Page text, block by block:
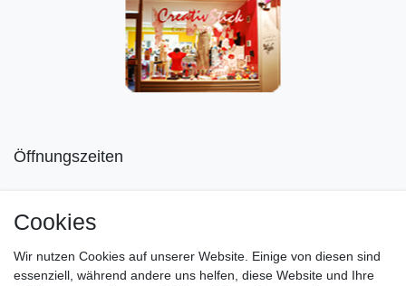
Öffnungszeiten
Di-Fr von 10.00 - 18.30 Uhr
Sa von 11.00 - 16.00 Uhr
Cookies
Wir nutzen Cookies auf unserer Website. Einige von diesen sind
essenziell, während andere uns helfen, diese Website und Ihre